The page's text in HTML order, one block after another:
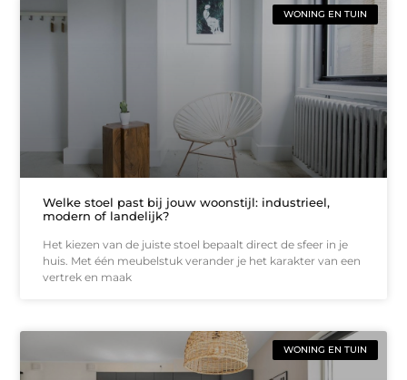
WONING EN TUIN
Welke stoel past bij jouw woonstijl: industrieel,
modern of landelijk?
Het kiezen van de juiste stoel bepaalt direct de sfeer in je
huis. Met één meubelstuk verander je het karakter van een
vertrek en maak
WONING EN TUIN